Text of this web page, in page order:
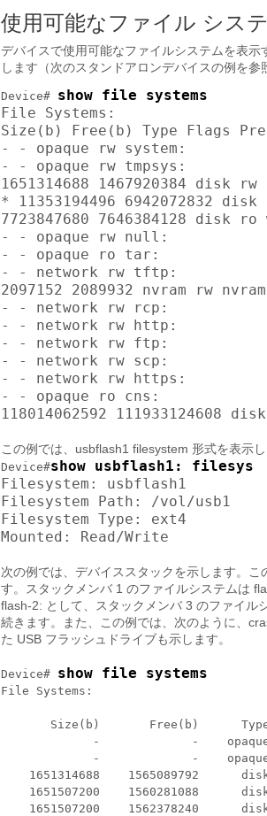
使用可能なファイル シス
デバイスで使用可能なファイルシステムを表示
します（次のスタンドアロンデバイスの例を参
Device# show file systems
File Systems:
Size(b) Free(b) Type Flags
- - opaque rw system:
- - opaque rw tmpsys:
1651314688 1467920384 disk
* 11353194496 6942072832
7723847680 7646384128 disk ro
- - opaque rw null:
- - opaque ro tar:
- - network rw tftp:
2097152 2089932 nvram rw
- - network rw rcp:
- - network rw http:
- - network rw ftp:
- - network rw scp:
- - network rw https:
- - opaque ro cns:
118014062592 111933124608
この例では、usbflash1 filesystem 形式を表示し
Device#show usbflash1: filesys
Filesystem: usbflash1
Filesystem Path: /vol/usb1
Filesystem Type: ext4
次の例では、デバイススタックを示します。
す。スタックメンバ 1 のファイルシステムは
flash-2: として、スタックメンバ 3 のファイル
続きます。また、この例では、次のように、
た USB フラッシュドライブも示します。
Device# show file systems
File Systems:
Size(b)       Free(b)
-             -
-             -
1651314688    1565089792
1651507200    1560281088
1651507200    1562378240